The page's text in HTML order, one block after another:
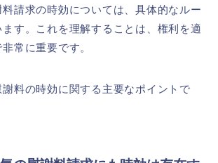
請求の時効については、具体的なルー
す。これを理解することは、権利を適
常に重要です。
料の時効に関する主要なポイントで